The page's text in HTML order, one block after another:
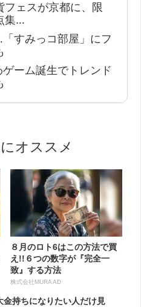
フェスが京都に、限
集…
すみっコ部屋」にフ
ーム誕生でトレンド
オススメ
８月のロト6はこの方法で買
え!!６つの数字が『完全一
致』する方法
株式会社MURA AD
金持ちになりたい人だけ見